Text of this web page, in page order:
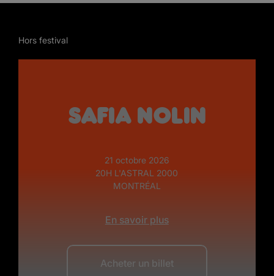
Hors festival
Safia Nolin
21 octobre 2026
20H L'ASTRAL 2000
MONTRÉAL
En savoir plus
Acheter un billet